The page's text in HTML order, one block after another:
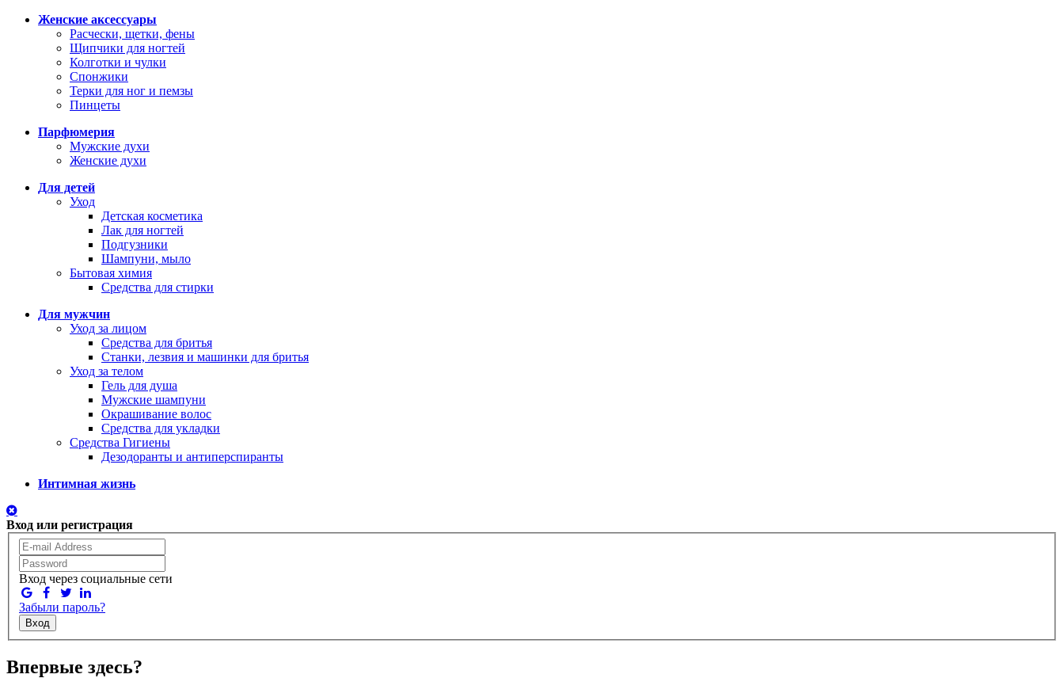
Женские аксессуары
Расчески, щетки, фены
Щипчики для ногтей
Колготки и чулки
Спонжики
Терки для ног и пемзы
Пинцеты
Парфюмерия
Мужские духи
Женские духи
Для детей
Уход
Детская косметика
Лак для ногтей
Подгузники
Шампуни, мыло
Бытовая химия
Средства для стирки
Для мужчин
Уход за лицом
Средства для бритья
Станки, лезвия и машинки для бритья
Уход за телом
Гель для душа
Мужские шампуни
Окрашивание волос
Средства для укладки
Средства Гигиены
Дезодоранты и антиперспиранты
Интимная жизнь
Вход или регистрация
Вход через социальные сети
Забыли пароль?
Вход
Впервые здесь?